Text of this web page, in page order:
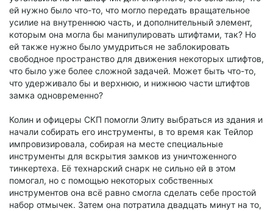
ей нужно было что-то, что могло передать вращательное
усилие на внутреннюю часть, и дополнительный элемент,
которым она могла бы манипулировать штифтами, так? Но
ей также нужно было умудриться не заблокировать
свободное пространство для движения некоторых штифтов,
что было уже более сложной задачей. Может быть что-то,
что удерживало бы и верхнюю, и нижнюю части штифтов
замка одновременно?
Колин и офицеры СКП помогли Элиту выбраться из здания и
начали собирать его инструменты, в то время как Тейлор
импровизировала, собирая на месте специальные
инструменты для вскрытия замков из уничтоженного
тинкертеха. Её технарский снарк не сильно ей в этом
помогал, но с помощью некоторых собственных
инструментов она всё равно смогла сделать себе простой
набор отмычек. Затем она потратила двадцать минут на то,